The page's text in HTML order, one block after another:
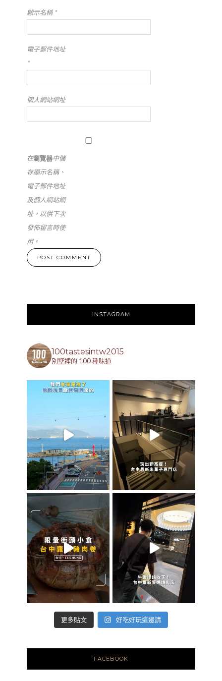
顯示名稱*
電子郵件地址
*
個人網站網址
在瀏覽器中儲
存顯示名稱、
電子郵件地址
及個人網站網
址，以供下次
發佈留言時使
用。
INSTAGRAM
100tastesintw2015
別墅裡的 100 種味道
更多貼文 好吃好玩這邊請
FACEBOOK